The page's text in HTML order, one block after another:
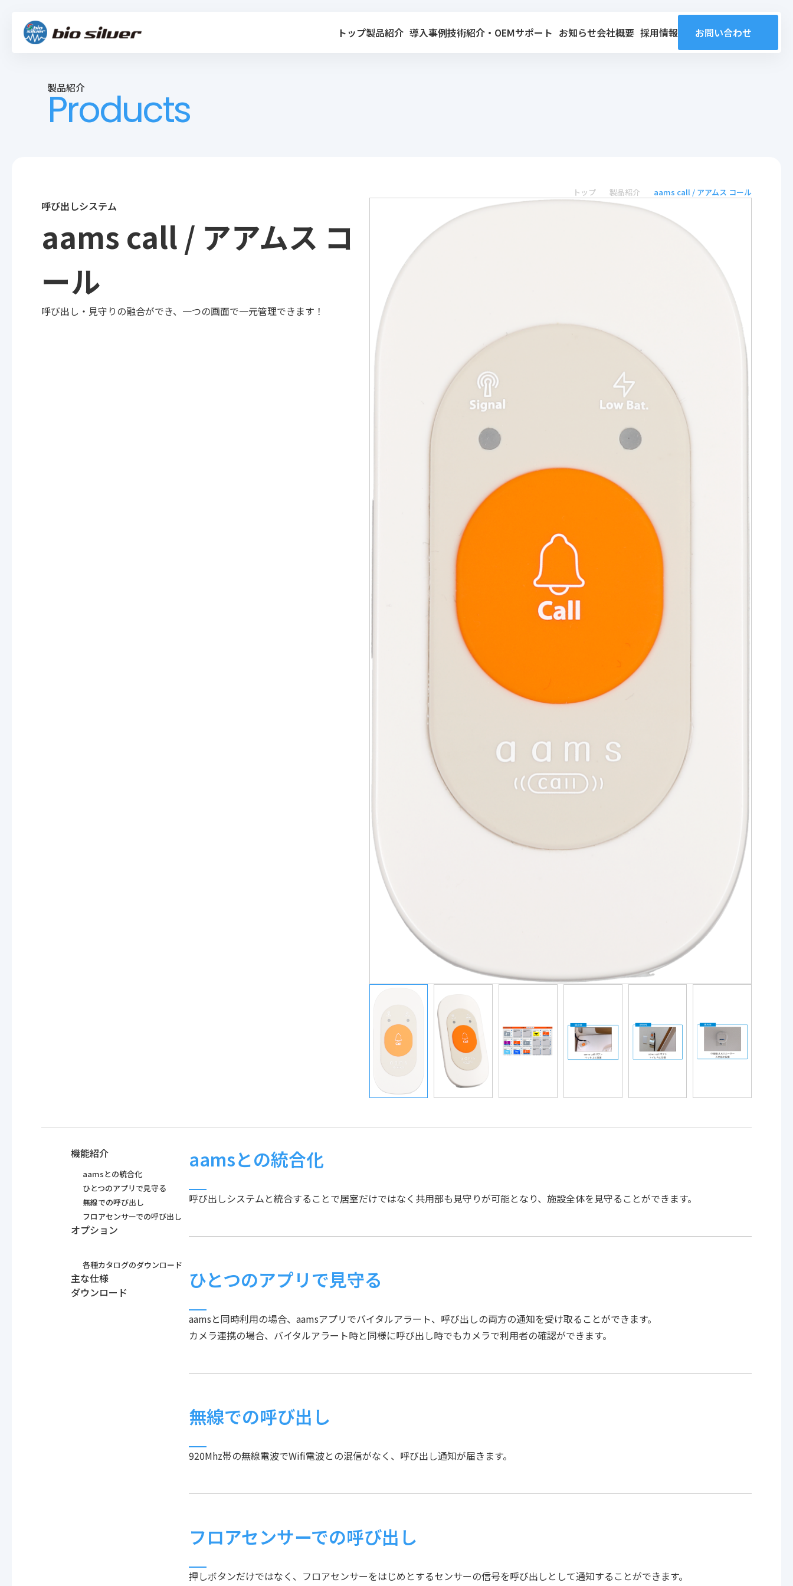
トップ製品紹介 導入事例技術紹介・OEMサポート お知らせ会社概要 採用情報 お問い合わせ
製品紹介
Products
トップ 製品紹介 aams call / アアムス コール
呼び出しシステム
aams call / アアムス コ
ール
呼び出し・見守りの融合ができ、一つの画面で一元管理できます！
機能紹介
aamsとの統合化
ひとつのアプリで見守る
無線での呼び出し
フロアセンサーでの呼び出し
オプション
各種カタログのダウンロード
主な仕様
ダウンロード
aamsとの統合化
呼び出しシステムと統合することで居室だけではなく共用部も見守りが可能となり、施設全体を見守ることができます。
ひとつのアプリで見守る
aamsと同時利用の場合、aamsアプリでバイタルアラート、呼び出しの両方の通知を受け取ることができます。
カメラ連携の場合、バイタルアラート時と同様に呼び出し時でもカメラで利用者の確認ができます。
無線での呼び出し
920Mhz帯の無線電波でWifi電波との混信がなく、呼び出し通知が届きます。
フロアセンサーでの呼び出し
押しボタンだけではなく、フロアセンサーをはじめとするセンサーの信号を呼び出しとして通知することができます。